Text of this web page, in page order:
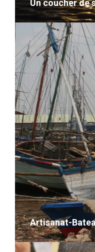
Un coucher de
Un coucher
VOIR LE
Artisanat-